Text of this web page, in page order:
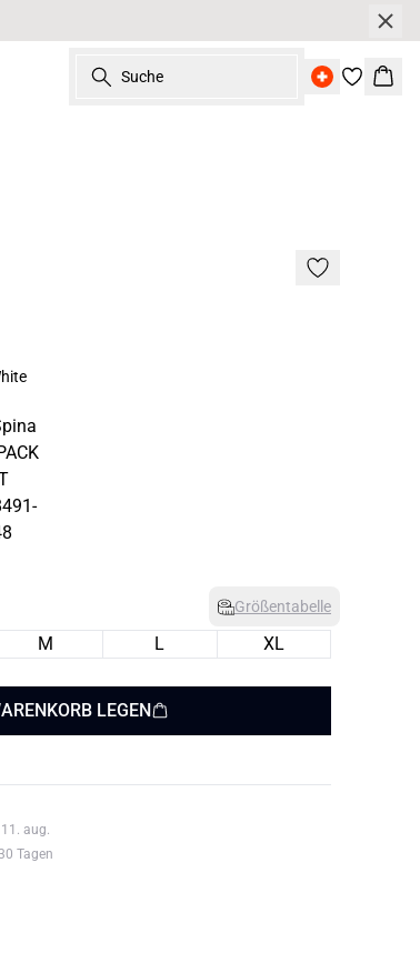
Suche
Größentabelle
M L
XL
LEGEN
aug.
Tagen